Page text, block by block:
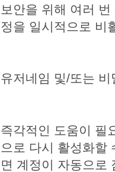
보안을 위해 여러
정을 일시적으로 비
유저네임 및/또는
즉각적인 도움이 필
으로 다시 활성화할
면 계정이 자동으로